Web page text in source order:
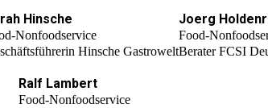
Hinsche
Nonfoodservice
Hinsche Gastrowelt
Joerg
Food-
Berater FCSI
Ralf Lambert
Food-Nonfoodservice